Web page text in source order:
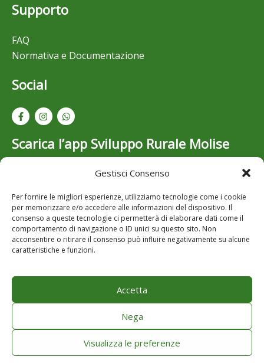
Gestisci Consenso
Per fornire le migliori esperienze, utilizziamo tecnologie come i cookie
per memorizzare e/o accedere alle informazioni del dispositivo. Il
consenso a queste tecnologie ci permetterà di elaborare dati come il
comportamento di navigazione o ID unici su questo sito. Non
acconsentire o ritirare il consenso può influire negativamente su alcune
caratteristiche e funzioni.
Accetta
Nega
Visualizza le preferenze
Supporto
FAQ
Normativa e Documentazione
Social
Scarica l’app Sviluppo Rurale Molise
Resta aggiornato su bandi, opportunità e novità dello
per iOS e Android..
Privacy
Cookie Policy
Copyright © 2026 Sviluppo Rurale Molise. Powered by